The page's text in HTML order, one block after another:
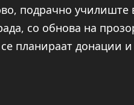
подрачно училиште
со обнова на
планираат донации